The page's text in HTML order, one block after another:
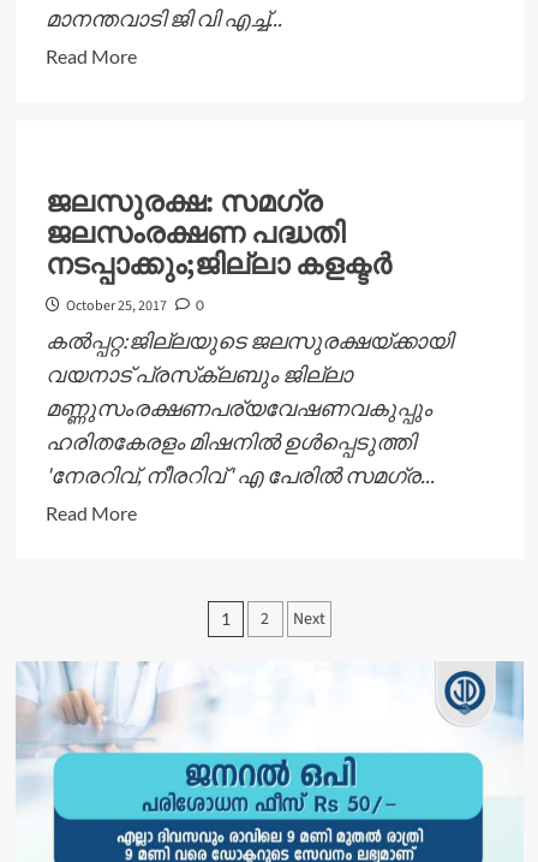
മാനന്തവാടി ജി വി എച്ച്...
Read MoreRead
കേരളോത്സവം
ജലസുരക്ഷ: സമഗ്ര
ജലസംരക്ഷണ പദ്ധതി
നടപ്പാക്കും;ജില്ലാ കളക്ടര്‍
October 25, 2017 0
കല്‍പ്പറ്റ:ജില്ലയുടെ ജലസുരക്ഷയ്ക്കായി
വയനാട് പ്രസ്‌ക്ലബും ജില്ലാ
മണ്ണുസംരക്ഷണപര്യവേഷണവകുപ്പും
ഹരിതകേരളം മിഷനില്‍ ഉള്‍പ്പെടുത്തി
'നേരറിവ്, നീരറിവ് ' എ പേരില്‍ സമഗ്ര...
Read MoreRead
ജലസുരക്ഷ:
ജലസംരക്ഷണ
പദ്ധതി
നടപ്പാക്കും;ജില്ലാ
കളക്ടര്‍
Posts
1 2 Next